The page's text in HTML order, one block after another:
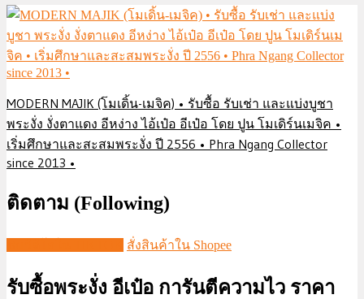
MODERN MAJIK (โมเดิ้น-เมจิค) • รับซื้อ รับเช่า และแบ่งบูชา
พระงั่ง งั่งตาแดง อีหง่าง ไอ้เป๋อ อีเป๋อ โดย ปูน โมเดิร์นเมจิค •
เริ่มศึกษาและสะสมพระงั่ง ปี 2556 • Phra Ngang Collector
since 2013 •
ติดตาม (Following)
สั่งสินค้าใน Shopee
รับซื้อพระงั่ง อีเป๋อ การันตีความไว ราคา